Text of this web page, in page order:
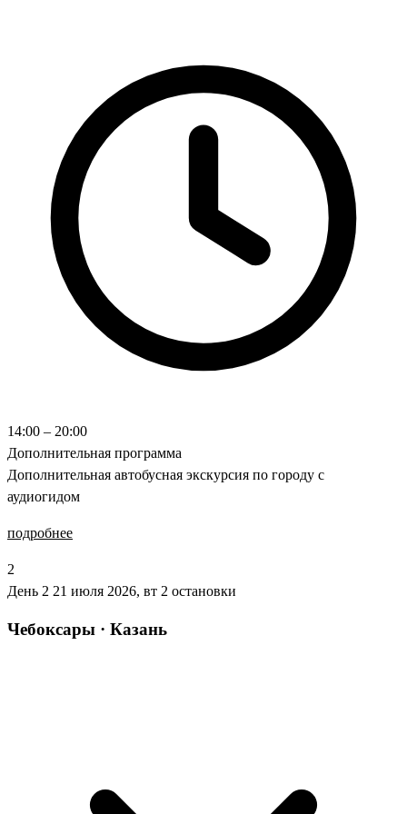
14:00 – 20:00
Дополнительная программа
Дополнительная автобусная экскурсия по городу с
аудиогидом
подробнее
2
День 2 21 июля 2026, вт 2 остановки
Чебоксары · Казань